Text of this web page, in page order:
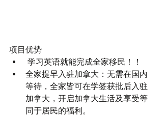
项目优势
学习英语就能完成全家移民！！
全家提早入驻加拿大：无需在国内
等待，全家皆可在学签获批后入驻
加拿大，开启加拿大生活及享受等
同于居民的福利。